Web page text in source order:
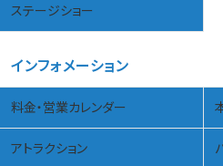
ステージショー
インフォメーション
料金・営業カレンダー
アトラクション